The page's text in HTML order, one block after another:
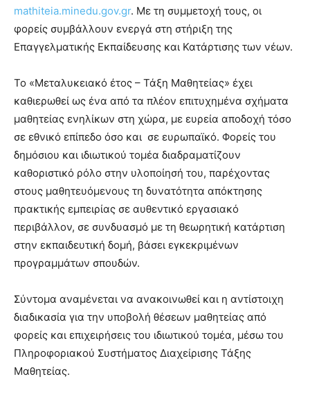
mathiteia.minedu.gov.gr. Με τη συμμετοχή τους, οι
φορείς συμβάλλουν ενεργά στη στήριξη της
Επαγγελματικής Εκπαίδευσης και Κατάρτισης των νέων.
Το «Μεταλυκειακό έτος – Τάξη Μαθητείας» έχει
καθιερωθεί ως ένα από τα πλέον επιτυχημένα σχήματα
μαθητείας ενηλίκων στη χώρα, με ευρεία αποδοχή τόσο
σε εθνικό επίπεδο όσο και σε ευρωπαϊκό. Φορείς του
δημόσιου και ιδιωτικού τομέα διαδραματίζουν
καθοριστικό ρόλο στην υλοποίησή του, παρέχοντας
στους μαθητευόμενους τη δυνατότητα απόκτησης
πρακτικής εμπειρίας σε αυθεντικό εργασιακό
περιβάλλον, σε συνδυασμό με τη θεωρητική κατάρτιση
στην εκπαιδευτική δομή, βάσει εγκεκριμένων
προγραμμάτων σπουδών.
Σύντομα αναμένεται να ανακοινωθεί και η αντίστοιχη
διαδικασία για την υποβολή θέσεων μαθητείας από
φορείς και επιχειρήσεις του ιδιωτικού τομέα, μέσω του
Πληροφοριακού Συστήματος Διαχείρισης Τάξης
Μαθητείας.